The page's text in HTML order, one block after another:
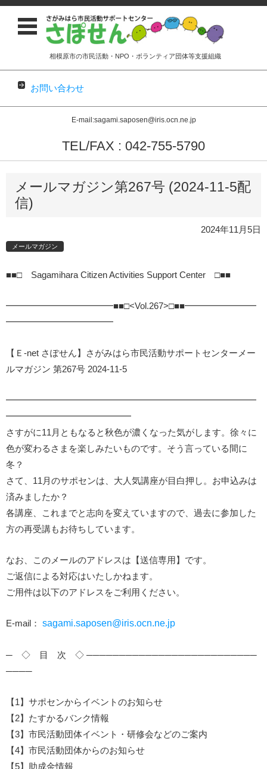
相模原市の市民活動・NPO・ボランティア団体等支援組織
お問い合わせ
E-mail:sagami.saposen@iris.ocn.ne.jp
TEL/FAX : 042-755-5790
コンテンツに移動
メールマガジン第267号 (2024-11-5配
信)
2024年11月5日
メールマガジン
■■□ Sagamihara Citizen Activities Support Center □■■
━━━━━━━━━━━━■■□<Vol.267>□■■━━━━━━━━
━━━━━━━━━━━━
【Ｅ-net さぽせん】さがみはら市民活動サポートセンターメー
ルマガジン 第267号 2024-11-5
━━━━━━━━━━━━━━━━━━━━━━━━━━━━
━━━━━━━━━━━━━━
さすがに11月ともなると秋色が濃くなった気がします。徐々に
色が変わるさまを楽しみたいものです。そう言っている間に
冬？
さて、11月のサポセンは、大人気講座が目白押し。お申込みは
済みましたか？
各講座、これまでと志向を変えていますので、過去に参加した
方の再受講もお待ちしています。
なお、このメールのアドレスは【送信専用】です。
ご返信による対応はいたしかねます。
ご用件は以下のアドレスをご利用ください。
E-mail： sagami.saposen@iris.ocn.ne.jp
─ ◇ 目 次 ◇ ──────────────────────────
────
【1】サポセンからイベントのお知らせ
【2】たすかるバンク情報
【3】市民活動団体イベント・研修会などのご案内
【4】市民活動団体からのお知らせ
【5】助成金情報